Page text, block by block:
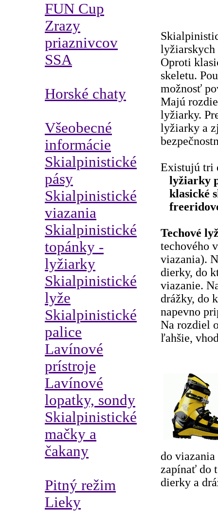
FUN Cup
Zrazy
priaznivcov
SSA
Horské chaty
Všeobecné
informácie
Skialpinistické
pásy
Skialpinistické
viazania
Skialpinistické
topánky -
lyžiarky
Skialpinistické
lyže
Skialpinistické
palice
Lavínové
prístroje
Lavínové
lopatky, sondy
Skialpinistické
mačky a
čakany
Pitný režim
Lieky
lyžiarskych
Oproti
skeletu.
možnosť
Majú
lyžiarky.
lyžiarky a
Existujú tri
lyžiarky
klasické
Techové
techového
viazania).
dierky, do
viazanie.
drážky, do
napevno
Na rozdiel
ľahšie,
do
zapínať do
dierky a